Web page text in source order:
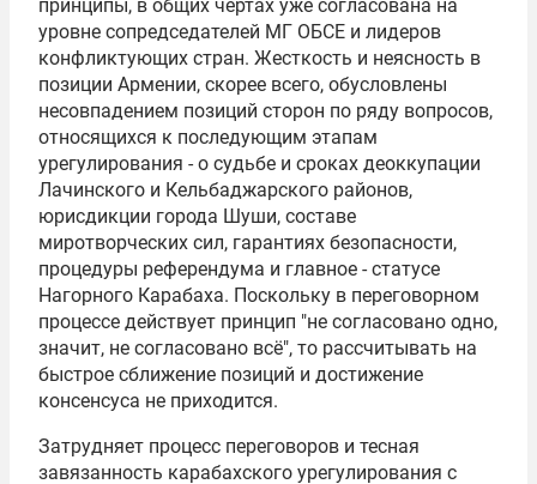
принципы, в общих чертах уже согласована на
уровне сопредседателей МГ ОБСЕ и лидеров
конфликтующих стран. Жесткость и неясность в
позиции Армении, скорее всего, обусловлены
несовпадением позиций сторон по ряду вопросов,
относящихся к последующим этапам
урегулирования - о судьбе и сроках деоккупации
Лачинского и Кельбаджарского районов,
юрисдикции города Шуши, составе
миротворческих сил, гарантиях безопасности,
процедуры референдума и главное - статусе
Нагорного Карабаха. Поскольку в переговорном
процессе действует принцип "не согласовано одно,
значит, не согласовано всё", то рассчитывать на
быстрое сближение позиций и достижение
консенсуса не приходится.
Затрудняет процесс переговоров и тесная
завязанность карабахского урегулирования с